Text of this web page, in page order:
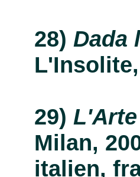
Dada
Milan,
italien,